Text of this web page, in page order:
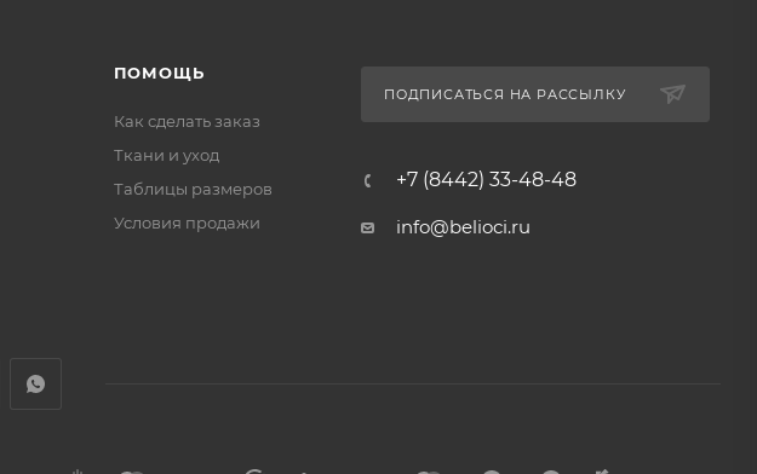
ПОМОЩЬ
Как сделать заказ
Ткани и уход
Таблицы размеров
Условия продажи
ПОДПИСАТЬСЯ НА РАССЫЛКУ
+7 (8442) 33-48-48
info@belioci.ru